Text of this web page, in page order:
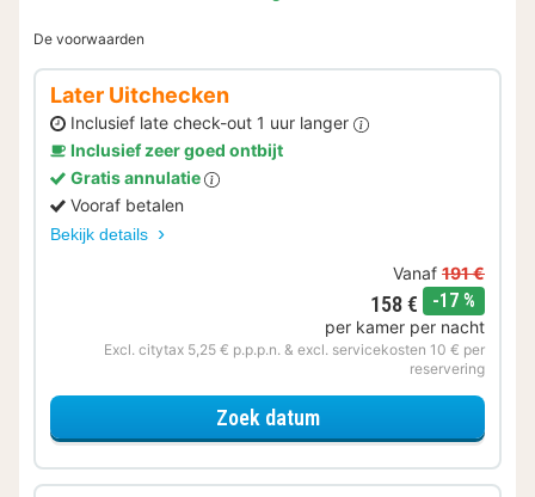
De voorwaarden
Later Uitchecken
Inclusief late check-out 1 uur langer
Inclusief zeer goed ontbijt
Gratis annulatie
Vooraf betalen
Bekijk details
Vanaf 191 €
158 € -17 %
per kamer per nacht
Excl. citytax 5,25 € p.p.p.n. & excl. servicekosten 10 € per
reservering
Zoek datumvoor Later Uitchecken